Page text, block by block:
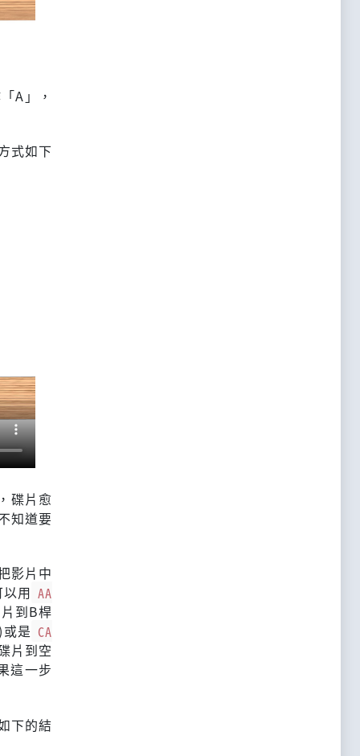
A」，
式如下
碟片愈
知道要
影片中
用 AA
到B桿
是 CA
片到空
這一步
下的結